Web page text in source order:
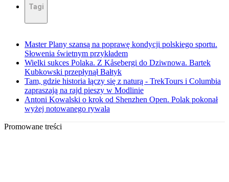
Tagi
Master Plany szansą na poprawę kondycji polskiego sportu.
Słowenia świetnym przykładem
Wielki sukces Polaka. Z Kåsebergi do Dziwnowa. Bartek
Kubkowski przepłynął Bałtyk
Tam, gdzie historia łączy się z naturą - TrekTours i Columbia
zapraszają na rajd pieszy w Modlinie
Antoni Kowalski o krok od Shenzhen Open. Polak pokonał
wyżej notowanego rywala
Promowane treści